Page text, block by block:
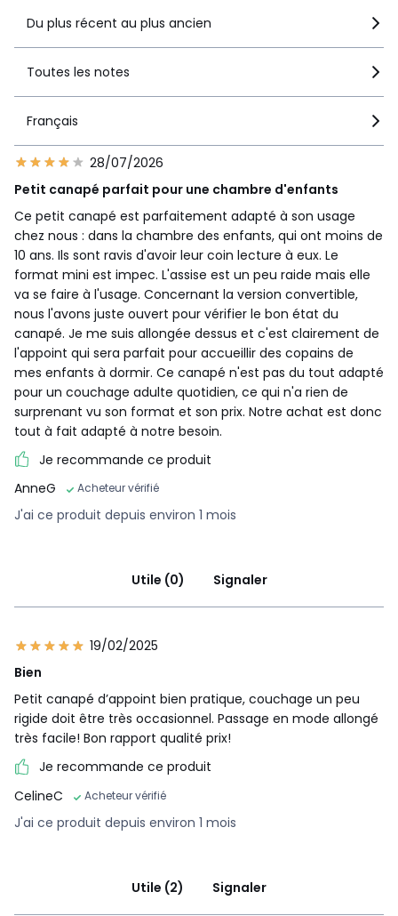
Du plus récent au plus ancien
Toutes les notes
Français
28/07/2026
Petit canapé parfait pour une chambre d'enfants
Ce petit canapé est parfaitement adapté à son usage
chez nous : dans la chambre des enfants, qui ont moins de
10 ans. Ils sont ravis d'avoir leur coin lecture à eux. Le
format mini est impec. L'assise est un peu raide mais elle
va se faire à l'usage. Concernant la version convertible,
nous l'avons juste ouvert pour vérifier le bon état du
canapé. Je me suis allongée dessus et c'est clairement de
l'appoint qui sera parfait pour accueillir des copains de
mes enfants à dormir. Ce canapé n'est pas du tout adapté
pour un couchage adulte quotidien, ce qui n'a rien de
surprenant vu son format et son prix. Notre achat est donc
tout à fait adapté à notre besoin.
Je recommande ce produit
AnneG
Acheteur vérifié
J'ai ce produit depuis environ 1 mois
Utile (0) Signaler
19/02/2025
Bien
Petit canapé d’appoint bien pratique, couchage un peu
rigide doit être très occasionnel. Passage en mode allongé
très facile! Bon rapport qualité prix!
Je recommande ce produit
CelineC
Acheteur vérifié
J'ai ce produit depuis environ 1 mois
Utile (2) Signaler